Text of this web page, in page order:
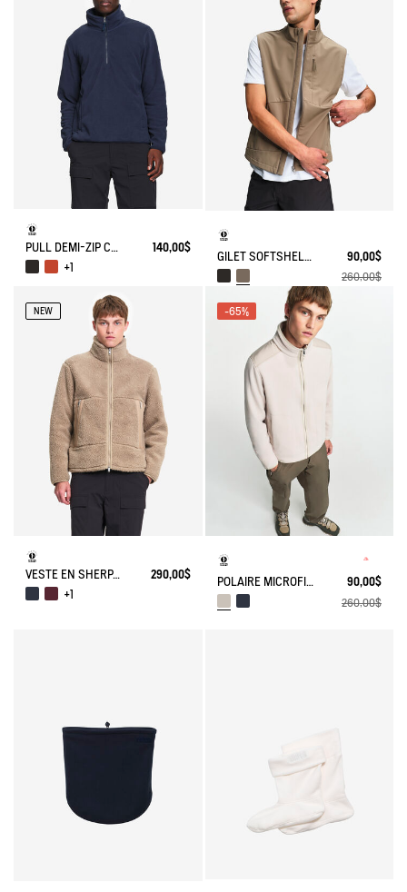
PULL DEMI-ZIP COL MONTANT EN MICRO POLAIRE
140,00$
+1
GILET SOFTSHELL 3 POCHES
90,00$
260,00$
NEW
VESTE EN SHERPA CONTRECOLLÉ À COL MONTANT ET DEUX POCHES ZIPPÉES
290,00$
+1
POLAIRE MICROFIBRE POLARTEC® 200 T-KIT 90,00$
-65%
260,00$